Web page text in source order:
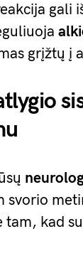
gali
grįžtų į
svorio
tam, kad